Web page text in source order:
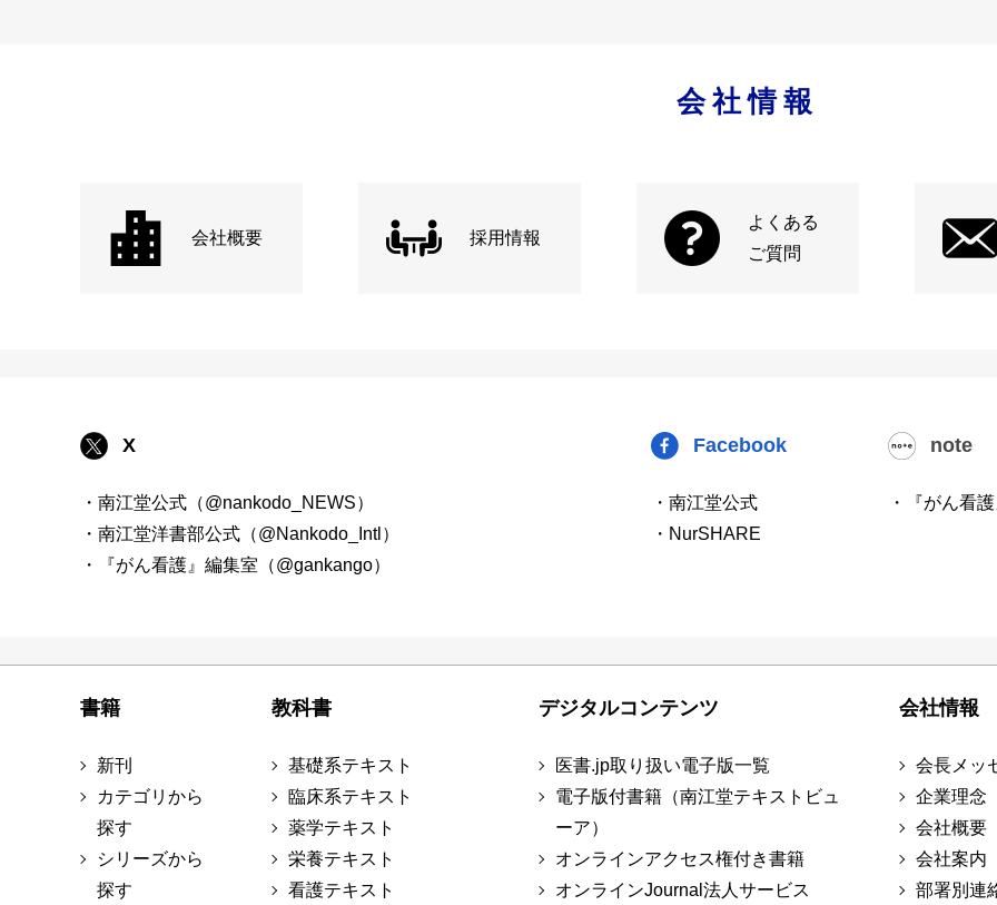
会社情報
会社概要 採用情報
よくある
ご質問
X
・南江堂公式（@nankodo_NEWS）
・南江堂洋書部公式（@Nankodo_Intl）
・『がん看護』編集室（@gankango）
Facebook
・南江堂公式
・NurSHARE
note
・『がん看
書籍
新刊
カテゴリから
探す
シリーズから
探す
教科書
基礎系テキスト
臨床系テキスト
薬学テキスト
栄養テキスト
看護テキスト
デジタルコンテンツ
医書.jp取り扱い電子版一覧
電子版付書籍（南江堂テキストビュ
ーア）
オンラインアクセス権付き書籍
オンラインJournal法人サービス
会社情報
会長メッ
企業理念
会社概要
会社案内
部署別連